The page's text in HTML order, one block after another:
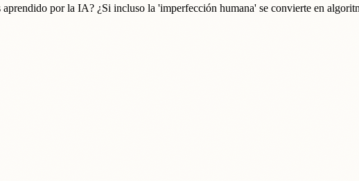
aprendido por la IA? ¿Si incluso la 'imperfección humana' se convierte en